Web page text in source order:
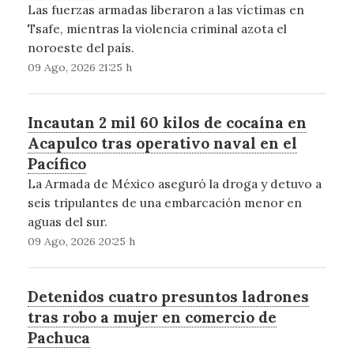
Las fuerzas armadas liberaron a las víctimas en
Tsafe, mientras la violencia criminal azota el
noroeste del país.
09 Ago, 2026 21:25 h
Incautan 2 mil 60 kilos de cocaína en
Acapulco tras operativo naval en el
Pacífico
La Armada de México aseguró la droga y detuvo a
seis tripulantes de una embarcación menor en
aguas del sur.
09 Ago, 2026 20:25 h
Detenidos cuatro presuntos ladrones
tras robo a mujer en comercio de
Pachuca